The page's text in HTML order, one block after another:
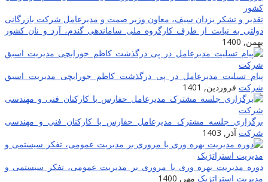
تقدیر و تشکر یزدان سیف، معاون وزیر صمت و مدیرعامل شرکت بازرگانی
دولتی به نیابت از طرف کارگروه ملی ساماندهی گندم، آرد و نان کشور
بهمن, 1400
پیام تسلیت مدیرعامل در پی درگذشت کاظم جورابچی مدیریت اسبق
شرکت فروردین, 1401
برگزاری جلسه مشترک مدیرعامل حفارس با کارکنان فنی و مهندسی
شرکت آذر, 1403
دوره مدیریت بهره وری با مروری بر مدیریت عمومی، تفکر سیستمی و
مدیریت استراتژیک مهر, 1400